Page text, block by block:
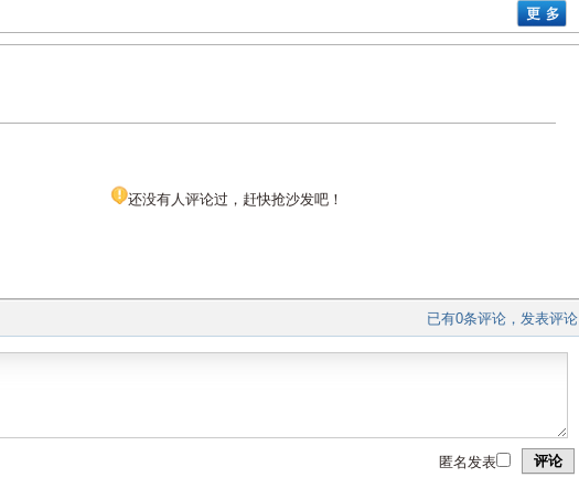
还没有人评论过，赶快抢沙发吧！
已有0条评论，发表评论
评论
匿名发表